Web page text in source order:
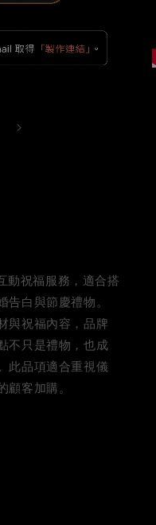
動祝福服務，適合搭
白與節慶禮物。
與祝福內容，品牌
不只是禮物，也成
此品項適合重視儀
客加購。